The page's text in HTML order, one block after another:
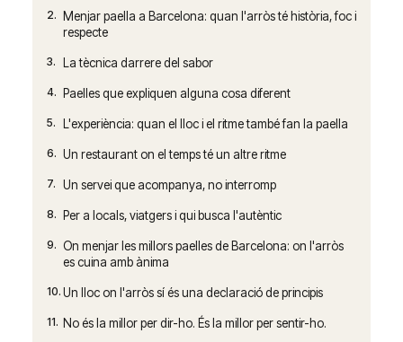
2.
Menjar paella a Barcelona: quan l'arròs té història, foc i
respecte
3. La tècnica darrere del sabor
4. Paelles que expliquen alguna cosa diferent
5. L'experiència: quan el lloc i el ritme també fan la paella
6. Un restaurant on el temps té un altre ritme
7. Un servei que acompanya, no interromp
8. Per a locals, viatgers i qui busca l'autèntic
9. On menjar les millors paelles de Barcelona: on l'arròs
es cuina amb ànima
10. Un lloc on l'arròs sí és una declaració de principis
11. No és la millor per dir-ho. És la millor per sentir-ho.